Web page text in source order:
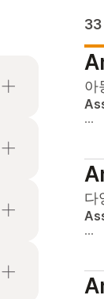
33
아
…
다
…